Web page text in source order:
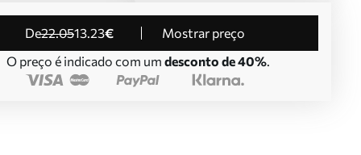
de22.0513.23€
Mostrar preço
O preço é indicado com um desconto de 40%.